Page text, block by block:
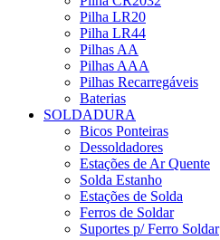
Pilha LR20
Pilha LR44
Pilhas AA
Pilhas AAA
Pilhas Recarregáveis
Baterias
SOLDADURA
Bicos Ponteiras
Dessoldadores
Estações de Ar Quente
Solda Estanho
Estações de Solda
Ferros de Soldar
Suportes p/ Ferro Soldar